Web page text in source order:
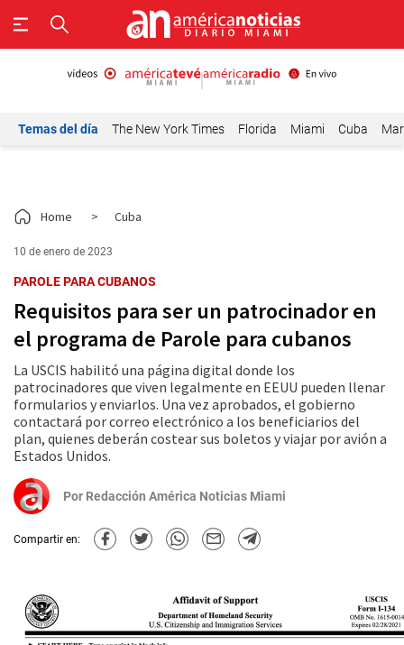
Temas del día The New York Times Florida Miami Cuba
Home > Cuba
10 de enero de 2023
PAROLE PARA CUBANOS
Requisitos para ser un patrocinador en
el programa de Parole para cubanos
La USCIS habilitó una página digital donde los
patrocinadores que viven legalmente en EEUU pueden llenar
formularios y enviarlos. Una vez aprobados, el gobierno
contactará por correo electrónico a los beneficiarios del
plan, quienes deberán costear sus boletos y viajar por avión a
Estados Unidos.
Por Redacción América Noticias Miami
Compartir en: